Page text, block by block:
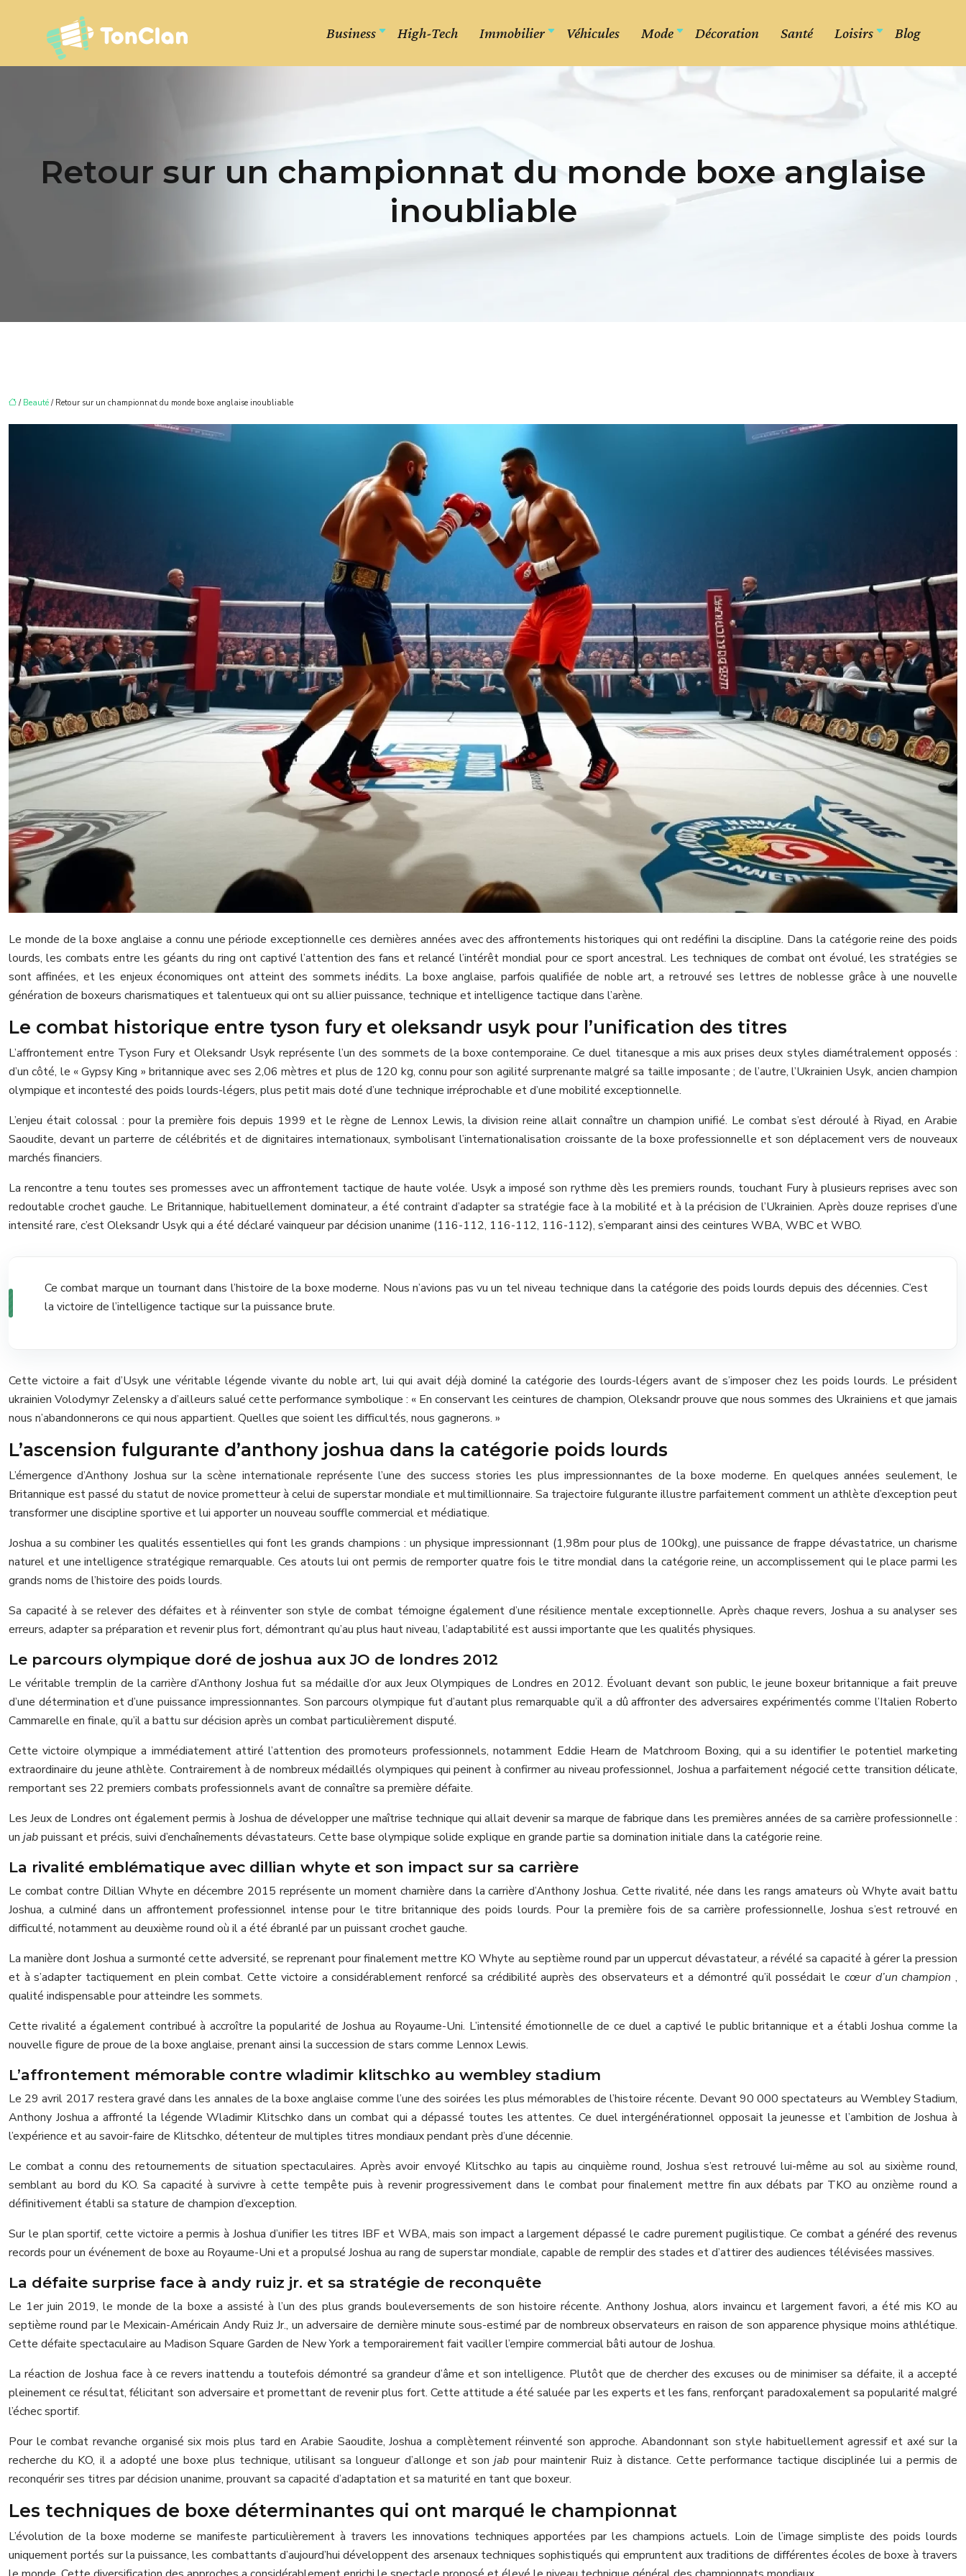
Business High-Tech Immobilier Véhicules Mode Décoration Santé Loisirs Blog
Retour sur un championnat du monde boxe anglaise
inoubliable
/ Beauté / Retour sur un championnat du monde boxe anglaise inoubliable
Le monde de la boxe anglaise a connu une période exceptionnelle ces dernières années avec des affrontements historiques qui ont redéfini la discipline. Dans la catégorie reine des poids
lourds, les combats entre les géants du ring ont captivé l’attention des fans et relancé l’intérêt mondial pour ce sport ancestral. Les techniques de combat ont évolué, les stratégies se
sont affinées, et les enjeux économiques ont atteint des sommets inédits. La boxe anglaise, parfois qualifiée de noble art, a retrouvé ses lettres de noblesse grâce à une nouvelle
génération de boxeurs charismatiques et talentueux qui ont su allier puissance, technique et intelligence tactique dans l’arène.
Le combat historique entre tyson fury et oleksandr usyk pour l’unification des titres
L’affrontement entre Tyson Fury et Oleksandr Usyk représente l’un des sommets de la boxe contemporaine. Ce duel titanesque a mis aux prises deux styles diamétralement opposés :
d’un côté, le « Gypsy King » britannique avec ses 2,06 mètres et plus de 120 kg, connu pour son agilité surprenante malgré sa taille imposante ; de l’autre, l’Ukrainien Usyk, ancien champion
olympique et incontesté des poids lourds-légers, plus petit mais doté d’une technique irréprochable et d’une mobilité exceptionnelle.
L’enjeu était colossal : pour la première fois depuis 1999 et le règne de Lennox Lewis, la division reine allait connaître un champion unifié. Le combat s’est déroulé à Riyad, en Arabie
Saoudite, devant un parterre de célébrités et de dignitaires internationaux, symbolisant l’internationalisation croissante de la boxe professionnelle et son déplacement vers de nouveaux
marchés financiers.
La rencontre a tenu toutes ses promesses avec un affrontement tactique de haute volée. Usyk a imposé son rythme dès les premiers rounds, touchant Fury à plusieurs reprises avec son
redoutable crochet gauche. Le Britannique, habituellement dominateur, a été contraint d’adapter sa stratégie face à la mobilité et à la précision de l’Ukrainien. Après douze reprises d’une
intensité rare, c’est Oleksandr Usyk qui a été déclaré vainqueur par décision unanime (116-112, 116-112, 116-112), s’emparant ainsi des ceintures WBA, WBC et WBO.
Ce combat marque un tournant dans l’histoire de la boxe moderne. Nous n’avions pas vu un tel niveau technique dans la catégorie des poids lourds depuis des décennies. C’est
la victoire de l’intelligence tactique sur la puissance brute.
Cette victoire a fait d’Usyk une véritable légende vivante du noble art, lui qui avait déjà dominé la catégorie des lourds-légers avant de s’imposer chez les poids lourds. Le président
ukrainien Volodymyr Zelensky a d’ailleurs salué cette performance symbolique : « En conservant les ceintures de champion, Oleksandr prouve que nous sommes des Ukrainiens et que jamais
nous n’abandonnerons ce qui nous appartient. Quelles que soient les difficultés, nous gagnerons. »
L’ascension fulgurante d’anthony joshua dans la catégorie poids lourds
L’émergence d’Anthony Joshua sur la scène internationale représente l’une des success stories les plus impressionnantes de la boxe moderne. En quelques années seulement, le
Britannique est passé du statut de novice prometteur à celui de superstar mondiale et multimillionnaire. Sa trajectoire fulgurante illustre parfaitement comment un athlète d’exception peut
transformer une discipline sportive et lui apporter un nouveau souffle commercial et médiatique.
Joshua a su combiner les qualités essentielles qui font les grands champions : un physique impressionnant (1,98m pour plus de 100kg), une puissance de frappe dévastatrice, un charisme
naturel et une intelligence stratégique remarquable. Ces atouts lui ont permis de remporter quatre fois le titre mondial dans la catégorie reine, un accomplissement qui le place parmi les
grands noms de l’histoire des poids lourds.
Sa capacité à se relever des défaites et à réinventer son style de combat témoigne également d’une résilience mentale exceptionnelle. Après chaque revers, Joshua a su analyser ses
erreurs, adapter sa préparation et revenir plus fort, démontrant qu’au plus haut niveau, l’adaptabilité est aussi importante que les qualités physiques.
Le parcours olympique doré de joshua aux JO de londres 2012
Le véritable tremplin de la carrière d’Anthony Joshua fut sa médaille d’or aux Jeux Olympiques de Londres en 2012. Évoluant devant son public, le jeune boxeur britannique a fait preuve
d’une détermination et d’une puissance impressionnantes. Son parcours olympique fut d’autant plus remarquable qu’il a dû affronter des adversaires expérimentés comme l’Italien Roberto
Cammarelle en finale, qu’il a battu sur décision après un combat particulièrement disputé.
Cette victoire olympique a immédiatement attiré l’attention des promoteurs professionnels, notamment Eddie Hearn de Matchroom Boxing, qui a su identifier le potentiel marketing
extraordinaire du jeune athlète. Contrairement à de nombreux médaillés olympiques qui peinent à confirmer au niveau professionnel, Joshua a parfaitement négocié cette transition délicate,
remportant ses 22 premiers combats professionnels avant de connaître sa première défaite.
Les Jeux de Londres ont également permis à Joshua de développer une maîtrise technique qui allait devenir sa marque de fabrique dans les premières années de sa carrière professionnelle :
un jabpuissant et précis, suivi d’enchaînements dévastateurs. Cette base olympique solide explique en grande partie sa domination initiale dans la catégorie reine.
La rivalité emblématique avec dillian whyte et son impact sur sa carrière
Le combat contre Dillian Whyte en décembre 2015 représente un moment charnière dans la carrière d’Anthony Joshua. Cette rivalité, née dans les rangs amateurs où Whyte avait battu
Joshua, a culminé dans un affrontement professionnel intense pour le titre britannique des poids lourds. Pour la première fois de sa carrière professionnelle, Joshua s’est retrouvé en
difficulté, notamment au deuxième round où il a été ébranlé par un puissant crochet gauche.
La manière dont Joshua a surmonté cette adversité, se reprenant pour finalement mettre KO Whyte au septième round par un uppercut dévastateur, a révélé sa capacité à gérer la pression
et à s’adapter tactiquement en plein combat. Cette victoire a considérablement renforcé sa crédibilité auprès des observateurs et a démontré qu’il possédait le cœur d’un champion,
qualité indispensable pour atteindre les sommets.
Cette rivalité a également contribué à accroître la popularité de Joshua au Royaume-Uni. L’intensité émotionnelle de ce duel a captivé le public britannique et a établi Joshua comme la
nouvelle figure de proue de la boxe anglaise, prenant ainsi la succession de stars comme Lennox Lewis.
L’affrontement mémorable contre wladimir klitschko au wembley stadium
Le 29 avril 2017 restera gravé dans les annales de la boxe anglaise comme l’une des soirées les plus mémorables de l’histoire récente. Devant 90 000 spectateurs au Wembley Stadium,
Anthony Joshua a affronté la légende Wladimir Klitschko dans un combat qui a dépassé toutes les attentes. Ce duel intergénérationnel opposait la jeunesse et l’ambition de Joshua à
l’expérience et au savoir-faire de Klitschko, détenteur de multiples titres mondiaux pendant près d’une décennie.
Le combat a connu des retournements de situation spectaculaires. Après avoir envoyé Klitschko au tapis au cinquième round, Joshua s’est retrouvé lui-même au sol au sixième round,
semblant au bord du KO. Sa capacité à survivre à cette tempête puis à revenir progressivement dans le combat pour finalement mettre fin aux débats par TKO au onzième round a
définitivement établi sa stature de champion d’exception.
Sur le plan sportif, cette victoire a permis à Joshua d’unifier les titres IBF et WBA, mais son impact a largement dépassé le cadre purement pugilistique. Ce combat a généré des revenus
records pour un événement de boxe au Royaume-Uni et a propulsé Joshua au rang de superstar mondiale, capable de remplir des stades et d’attirer des audiences télévisées massives.
La défaite surprise face à andy ruiz jr. et sa stratégie de reconquête
Le 1er juin 2019, le monde de la boxe a assisté à l’un des plus grands bouleversements de son histoire récente. Anthony Joshua, alors invaincu et largement favori, a été mis KO au
septième round par le Mexicain-Américain Andy Ruiz Jr., un adversaire de dernière minute sous-estimé par de nombreux observateurs en raison de son apparence physique moins athlétique.
Cette défaite spectaculaire au Madison Square Garden de New York a temporairement fait vaciller l’empire commercial bâti autour de Joshua.
La réaction de Joshua face à ce revers inattendu a toutefois démontré sa grandeur d’âme et son intelligence. Plutôt que de chercher des excuses ou de minimiser sa défaite, il a accepté
pleinement ce résultat, félicitant son adversaire et promettant de revenir plus fort. Cette attitude a été saluée par les experts et les fans, renforçant paradoxalement sa popularité malgré
l’échec sportif.
Pour le combat revanche organisé six mois plus tard en Arabie Saoudite, Joshua a complètement réinventé son approche. Abandonnant son style habituellement agressif et axé sur la
recherche du KO, il a adopté une boxe plus technique, utilisant sa longueur d’allonge et sonjab pour maintenir Ruiz à distance. Cette performance tactique disciplinée lui a permis de
reconquérir ses titres par décision unanime, prouvant sa capacité d’adaptation et sa maturité en tant que boxeur.
Les techniques de boxe déterminantes qui ont marqué le championnat
L’évolution de la boxe moderne se manifeste particulièrement à travers les innovations techniques apportées par les champions actuels. Loin de l’image simpliste des poids lourds
uniquement portés sur la puissance, les combattants d’aujourd’hui développent des arsenaux techniques sophistiqués qui empruntent aux traditions de différentes écoles de boxe à travers